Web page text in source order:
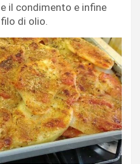
il condimento e infine
di olio.